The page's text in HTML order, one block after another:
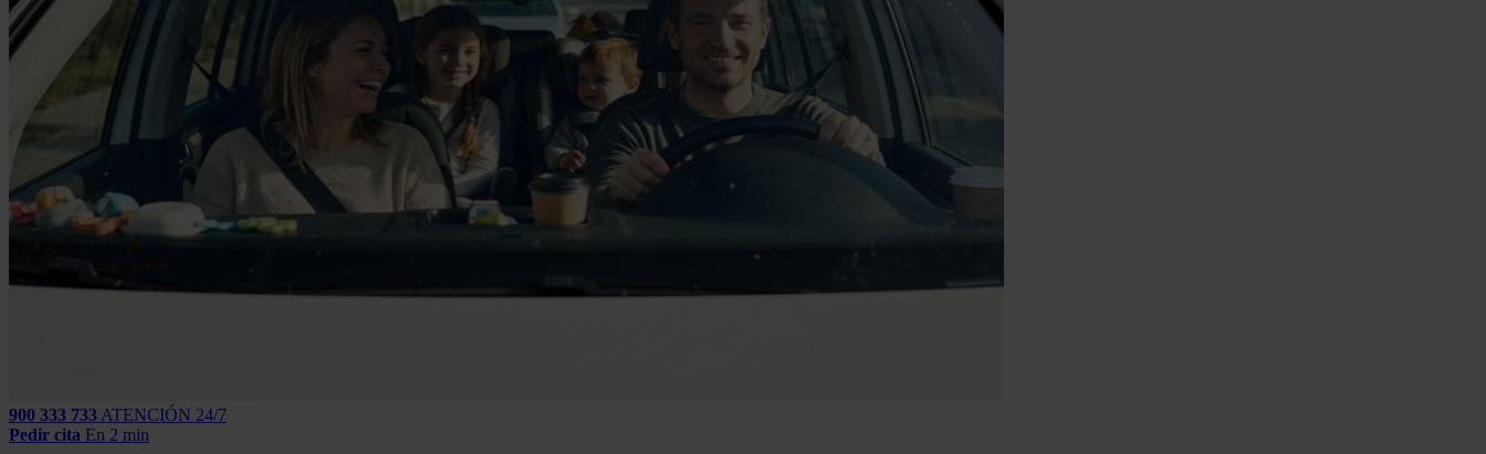
900 333 733 ATENCIÓN 24/7
Pedir cita En 2 min